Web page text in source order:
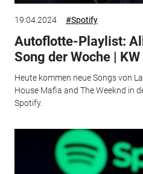
19.04.2024 #Spotify
Autoflotte-Playlist:
Song der Woche |
Heute kommen neue Songs von
House Mafia and The Weeknd in
Spotify.